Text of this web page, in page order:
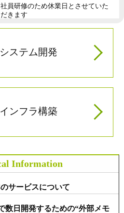
社員研修のため休業日とさせていた
だきます
ホームページをリニューアルしまし
た
般派遣への切り替えを行いました
株式会社テリロジー様 お取引開始
スラボラトリ様 お取引開始
事業拡大のため、本社を千代田区九
段北に移転
システム開発
インフラ構築
Information
サービスについて
数日開発するための“外部メモ